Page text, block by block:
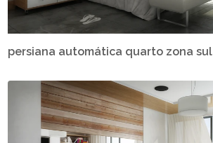
persiana automática quarto zona sul